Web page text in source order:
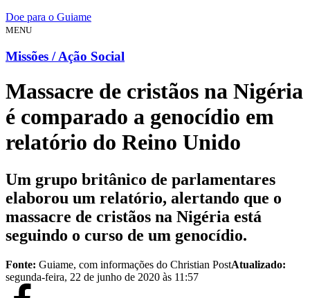
Doe para o Guiame
MENU
Missões / Ação Social
Massacre de cristãos na Nigéria
é comparado a genocídio em
relatório do Reino Unido
Um grupo britânico de parlamentares
elaborou um relatório, alertando que o
massacre de cristãos na Nigéria está
seguindo o curso de um genocídio.
Fonte: Guiame, com informações do Christian PostAtualizado:
segunda-feira, 22 de junho de 2020 às 11:57